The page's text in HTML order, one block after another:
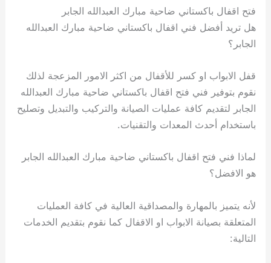
فتح اقفال باكستاني ضاحية مبارك العبدالله الجابر
هل تريد أفضل فني اقفال باكستاني ضاحية مبارك العبدالله
الجابر؟
قفل الابواب او كسر للأقفال من اكثر الامور المزعجة لذلك
نقوم بتوفير فني فتح اقفال باكستاني ضاحية مبارك العبدالله
الجابر لتقديم كافة عمليات الصيانة والتركيب والتبديل وتصليح
باستخدام أحدث المعدات والتقنيات.
لماذا فني فتح اقفال باكستاني ضاحية مبارك العبدالله الجابر
هو الافضل؟
لأنه يتميز بالمهارة والمصداقية العالية في كافة العمليات
المتعلقة بصيانة الابواب او الاقفال كما نقوم بتقديم الخدمات
التالية: